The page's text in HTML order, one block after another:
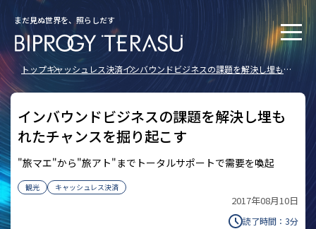
まだ見ぬ世界を、照らしだす
トップキャッシュレス決済インバウンドビジネスの課題を解決し埋もれ
たチャンスを掘り起こす
インバウンドビジネスの課題を解決し埋も
れたチャンスを掘り起こす
"旅マエ"から"旅アト"まで――トータルサポートで需要を喚起
観光 キャッシュレス決済
2017年08月10日
読了時間： 3分